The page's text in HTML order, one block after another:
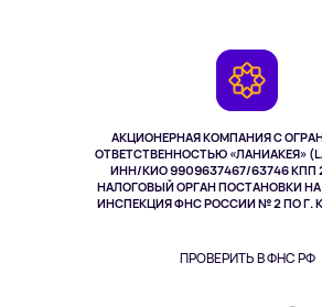
АКЦИОНЕРНАЯ КОМПАНИЯ С
ОТВЕТСТВЕННОСТЬЮ «ЛАНИАКЕЯ»
ИНН/КИО 9909637467/63746 КПП
НАЛОГОВЫЙ ОРГАН ПОСТАНОВКИ НА
ИНСПЕКЦИЯ ФНС РОССИИ № 2 ПО Г.
ПРОВЕРИТЬ В ФНС РФ
Здоровье питомцев
Одежда и аксессуары